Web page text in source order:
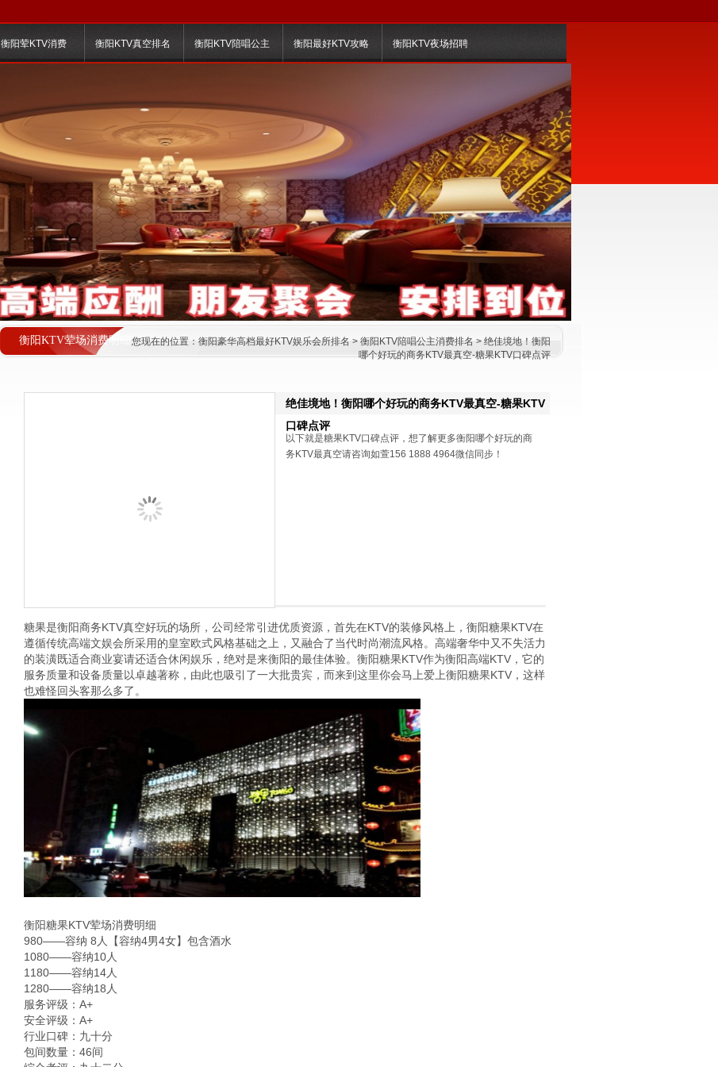
衡阳荤KTV消费 衡阳KTV真空排名 衡阳KTV陪唱公主 衡阳最好KTV攻略 衡阳KTV夜场招聘
衡阳KTV荤场消费明细 您现在的位置： 衡阳豪华高档最好KTV娱乐会所排名 > 衡阳KTV陪唱公主消费排名 > 绝佳境地！衡阳
哪个好玩的商务KTV最真空-糖果KTV口碑点评
绝佳境地！衡阳哪个好玩的商务KTV最真空-糖果KTV
口碑点评
以下就是糖果KTV口碑点评，想了解更多衡阳哪个好玩的商
务KTV最真空请咨询如萱156 1888 4964微信同步！
糖果是衡阳商务KTV真空好玩的场所，公司经常引进优质资源，首先在KTV的装修风格上，衡阳糖果KTV在
遵循传统高端文娱会所采用的皇室欧式风格基础之上，又融合了当代时尚潮流风格。高端奢华中又不失活力
的装潢既适合商业宴请还适合休闲娱乐，绝对是来衡阳的最佳体验。衡阳糖果KTV作为衡阳高端KTV，它的
服务质量和设备质量以卓越著称，由此也吸引了一大批贵宾，而来到这里你会马上爱上衡阳糖果KTV，这样
也难怪回头客那么多了。
衡阳糖果KTV荤场消费明细
980——容纳 8人【容纳4男4女】包含酒水
1080——容纳10人
1180——容纳14人
1280——容纳18人
服务评级：A+
安全评级：A+
行业口碑：九十分
包间数量：46间